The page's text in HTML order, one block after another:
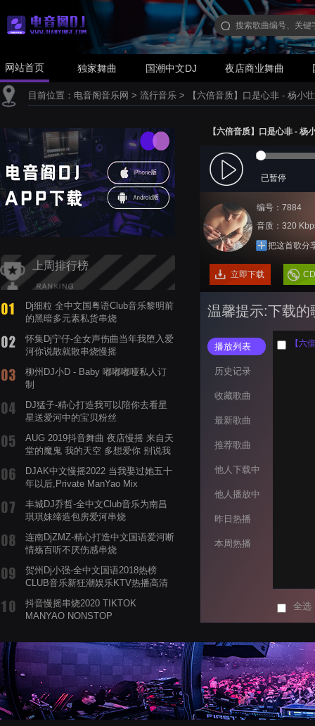
网站首页 独家舞曲 国潮中文DJ 夜店商业舞曲
目前位置： 电音阁音乐网 > 流行音乐 > 【六倍音质】口是心非 - 杨小
上周排行榜
Dj细粒 全中文国粤语Club音乐黎明前
的黑暗多元素私货串烧
怀集Dj宁仔-全女声伤曲当年我堕入爱
河你说散就散串烧慢摇
柳州DJ小D - Baby 嘟嘟嘟哑私人订
制
DJ猛子-精心打造我可以陪你去看星
星送爱河中的宝贝粉丝
AUG 2019抖音舞曲 夜店慢摇 来自天
堂的魔鬼 我的天空 多想爱你 别说我
DJAK中文慢摇2022 当我娶过她五十
年以后,Private ManYao Mix
丰城DJ乔哲-全中文Club音乐为南昌
琪琪妹缔造包房爱河串烧
连南DjZMZ-精心打造中文国语爱河断
情殇百听不厌伤感串烧
贺州Dj小强-全中文国语2018热榜
CLUB音乐新狂潮娱乐KTV热播高清
抖音慢摇串烧2020 TIKTOK
MANYAO NONSTOP
蝉爸爸妈妈爱存在夏天的风是想你的
声音啊
【六倍音质】口是心非 - 杨
已暂停
编号：7884
音质：320
把这首歌分
立即下载
温馨提示:下载的
播放列表
历史记录
收藏歌曲
最新歌曲
推荐歌曲
他人下载中
他人播放中
昨日热播
本周热播
【六
全选